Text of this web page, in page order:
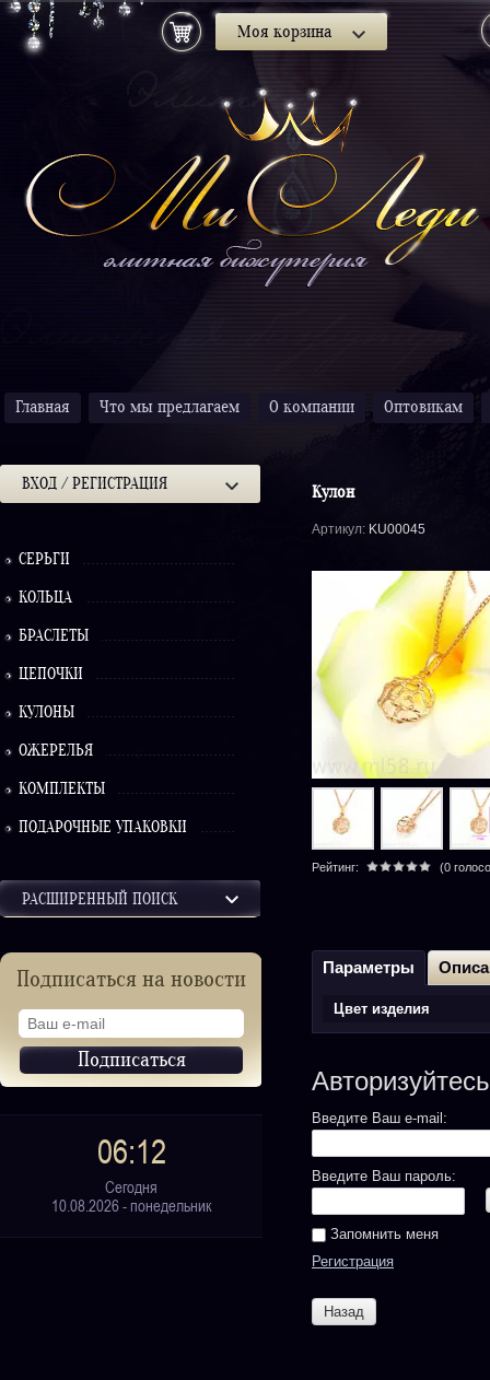
Моя корзина
Главная Что мы предлагаем О компании Оптовикам
ВХОД / РЕГИСТРАЦИЯ
СЕРЬГИ
КОЛЬЦА
БРАСЛЕТЫ
ЦЕПОЧКИ
КУЛОНЫ
ОЖЕРЕЛЬЯ
КОМПЛЕКТЫ
ПОДАРОЧНЫЕ УПАКОВКИ
РАСШИРЕННЫЙ ПОИСК
Подписаться на новости
06:12
Сегодня
10.08.2026 - понедельник
Кулон
Артикул: KU00045
Рейтинг: (0
Параметры
Цвет изделия
Введите Ваш e-mail:
Введите Ваш пароль:
Запомнить меня
Регистрация
Назад